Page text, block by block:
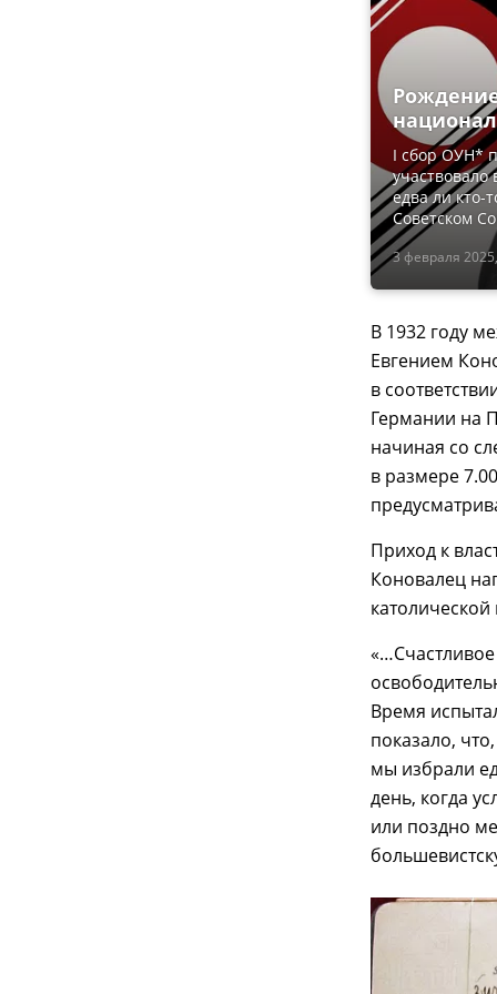
3 февраля
I сбор ОУН*
участвовало
едва ли кто-
Советском
В 1932 году
Евгением
в
Германии на
начиная со
в размере
Приход к
Коновалец
Время
показало,
мы избрали
день, когда
или поздно